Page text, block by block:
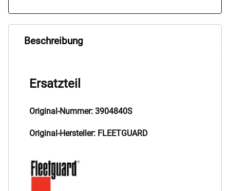
Beschreibung
Ersatzteil
Original-Nummer: 3904840S
Original-Hersteller: FLEETGUARD